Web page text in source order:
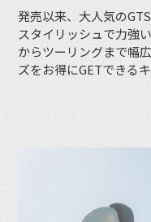
発売以来、大人気の
スタイリッシュで力強
からツーリングまで幅
ズをお得にGETできる